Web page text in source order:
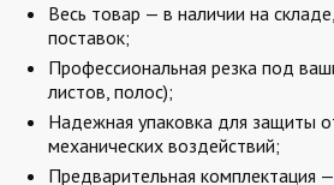
Весь товар — в наличии на
поставок;
Профессиональная резка под
листов, полос);
Надежная упаковка для защиты
механических воздействий;
Предварительная комплектация